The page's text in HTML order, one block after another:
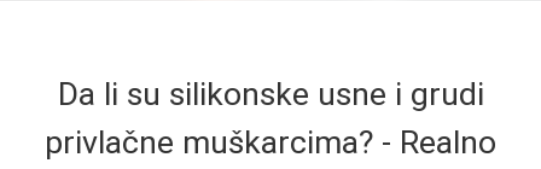
Da li su silikonske usne i grudi
privlačne muškarcima? - Realno